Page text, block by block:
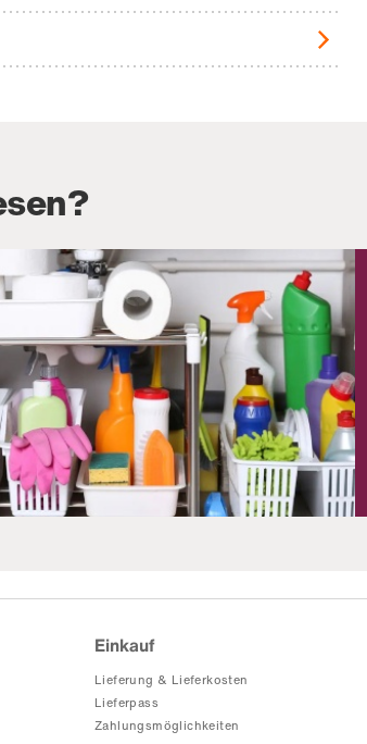
Einkauf
Lieferung & Lieferkosten
Lieferpass
Zahlungsmöglichkeiten